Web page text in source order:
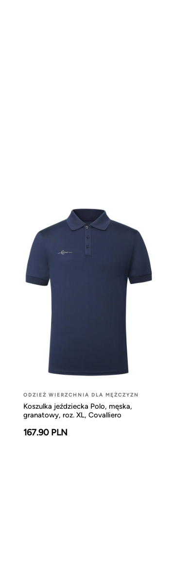
ODZIEŻ WIERZCHNIA DLA MĘŻCZYZN
Koszulka jeździecka Polo, męska,
granatowy, roz. XL, Covalliero
167.90 PLN